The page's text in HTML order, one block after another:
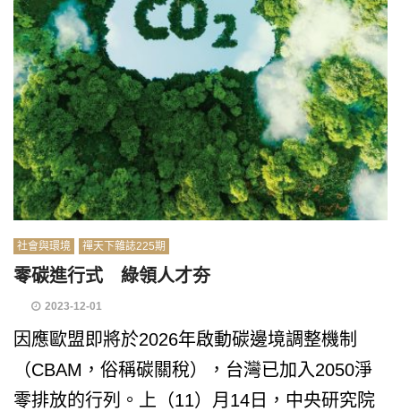
社會與環境 禪天下雜誌225期
零碳進行式 綠領人才夯
2023-12-01
因應歐盟即將於2026年啟動碳邊境調整機制
（CBAM，俗稱碳關稅），台灣已加入2050淨
零排放的行列。上（11）月14日，中央研究院